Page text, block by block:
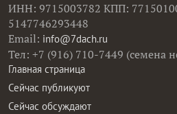
ИНН: 9715003782 КПП:
5147746293448
Email: info@7dach.ru
Тел: +7 (916) 710-7449 (семена
Главная страница
Сейчас публикуют
Сейчас обсуждают